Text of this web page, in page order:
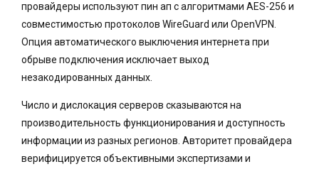
провайдеры используют пин ап с алгоритмами AES-256 и
совместимостью протоколов WireGuard или OpenVPN.
Опция автоматического выключения интернета при
обрыве подключения исключает выход
незакодированных данных.
Число и дислокация серверов сказываются на
производительность функционирования и доступность
информации из разных регионов. Авторитет провайдера
верифицируется объективными экспертизами и